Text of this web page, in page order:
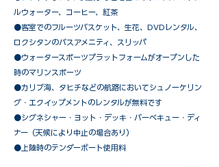
ルウォーター、コーヒー、紅茶
●客室でのフルーツバスケット、生花、DVDレンタル、
ロクシタンのバスアメニティ、スリッパ
●ウォータースポーツプラットフォームがオープンした
時のマリンスポーツ
●カリブ海、タヒチなどの航路においてシュノーケリン
グ・エクイップメントのレンタルが無料です
​●シグネシャー・ヨット・デッキ・バーベキュー・ディ
ナー（天候により中止の場合あり）
●上陸時のテンダーボート使用料